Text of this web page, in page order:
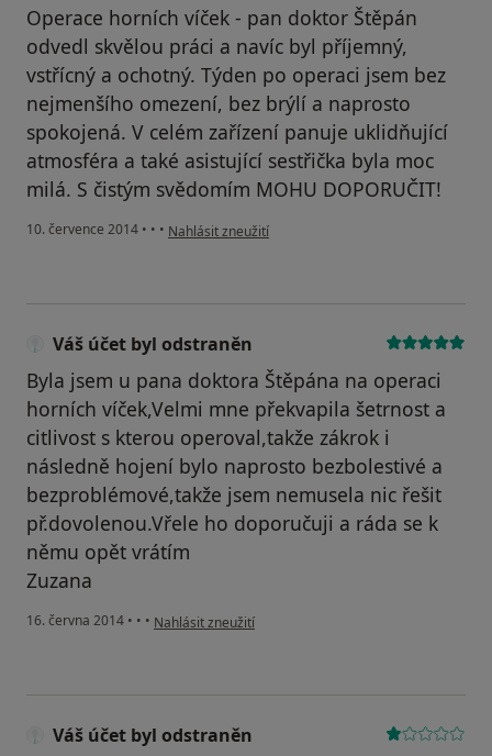
Operace horních víček - pan doktor Štěpán
odvedl skvělou práci a navíc byl příjemný,
vstřícný a ochotný. Týden po operaci jsem bez
nejmenšího omezení, bez brýlí a naprosto
spokojená. V celém zařízení panuje uklidňující
atmosféra a také asistující sestřička byla moc
milá. S čistým svědomím MOHU DOPORUČIT!
10. července 2014 • • • podle názoru uživatele Váš účet byl odstraněn
Nahlásit zneužití
Váš účet byl odstraněn
Byla jsem u pana doktora Štěpána na operaci
horních víček,Velmi mne překvapila šetrnost a
citlivost s kterou operoval,takže zákrok i
následně hojení bylo naprosto bezbolestivé a
bezproblémové,takže jsem nemusela nic řešit
př.dovolenou.Vřele ho doporučuji a ráda se k
němu opět vrátím
Zuzana
16. června 2014 • • • podle názoru uživatele Váš účet byl odstraněn
Nahlásit zneužití
Váš účet byl odstraněn